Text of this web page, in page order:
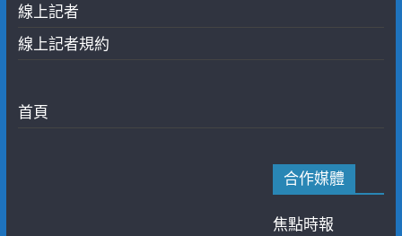
線上記者
線上記者規約
首頁
合作媒體
焦點時報